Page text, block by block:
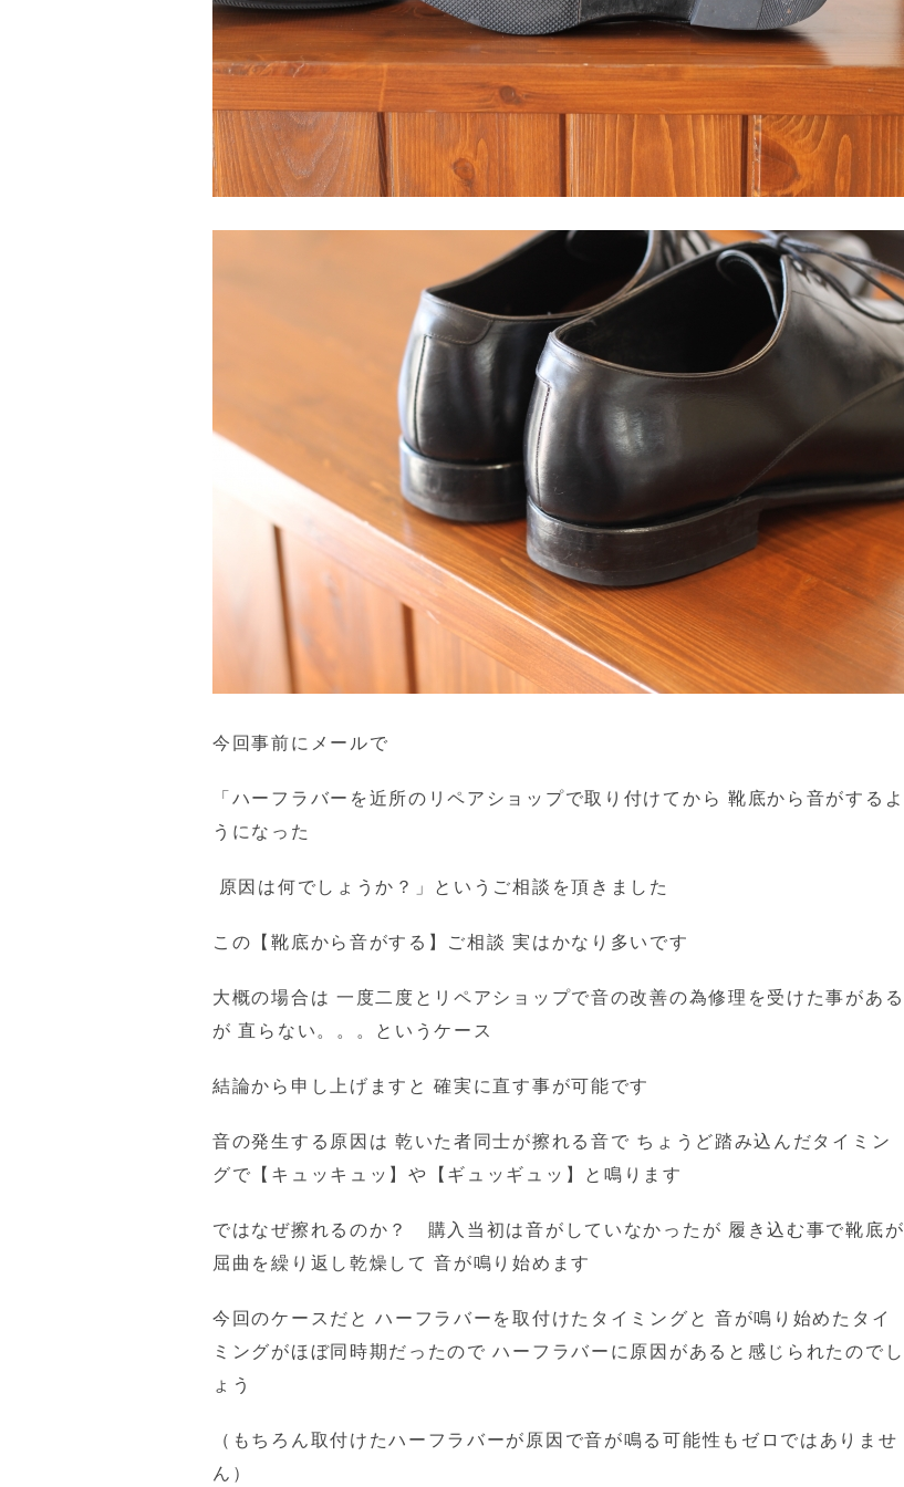
今回事前にメールで
「ハーフラバーを近所のリペアショップで取り付けてから 靴底から音がするよ
うになった
原因は何でしょうか？」というご相談を頂きました
この【靴底から音がする】ご相談 実はかなり多いです
大概の場合は 一度二度とリペアショップで音の改善の為修理を受けた事がある
が 直らない。。。というケース
結論から申し上げますと 確実に直す事が可能です
音の発生する原因は 乾いた者同士が擦れる音で ちょうど踏み込んだタイミン
グで【キュッキュッ】や【ギュッギュッ】と鳴ります
ではなぜ擦れるのか？ 購入当初は音がしていなかったが 履き込む事で靴底が
屈曲を繰り返し乾燥して 音が鳴り始めます
今回のケースだと ハーフラバーを取付けたタイミングと 音が鳴り始めたタイ
ミングがほぼ同時期だったので ハーフラバーに原因があると感じられたのでし
ょう
（もちろん取付けたハーフラバーが原因で音が鳴る可能性もゼロではありませ
ん）